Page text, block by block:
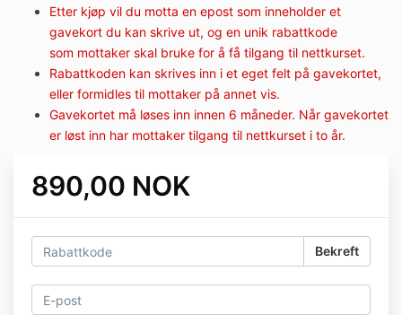
Etter kjøp vil du motta en epost som inneholder et
gavekort du kan skrive ut, og en unik rabattkode
som mottaker skal bruke for å få tilgang til nettkurset.
Rabattkoden kan skrives inn i et eget felt på gavekortet,
eller formidles til mottaker på annet vis.
Gavekortet må løses inn innen 6 måneder. Når gavekortet
er løst inn har mottaker tilgang til nettkurset i to år.
890,00 NOK
Bekreft